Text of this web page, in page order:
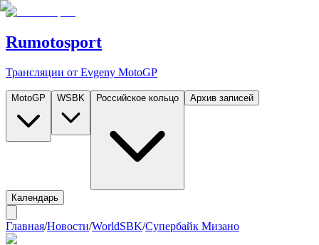
Rumotosport
Трансляции от Evgeny MotoGP
MotoGP WSBK Российское кольцо Архив записей
Календарь
Главная/Новости/WorldSBK/Супербайк Мизано